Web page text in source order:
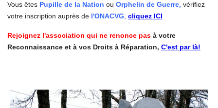
Vous êtes Pupille de la Nation ou Orphelin de Guerre, vérifiez
votre inscription auprès de l'ONACVG cliquez ICI
Rejoignez l'association qui ne renonce pas à votre
Reconnaissance et à vos Droits à Réparation, C'est par là!